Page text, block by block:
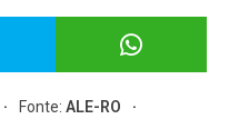
Fonte:ALE-RO